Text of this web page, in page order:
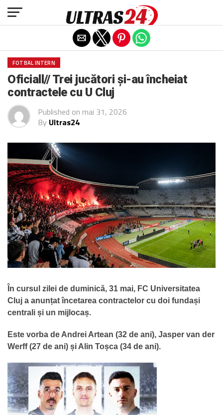
FOTBAL INTERN
Oficiall// Trei jucători și-au încheiat
contractele cu U Cluj
Published on mai 31, 2026
By Ultras24
În cursul zilei de duminică, 31 mai, FC Universitatea
Cluj a anunțat încetarea contractelor cu doi fundași
centrali și un mijlocaș.
Este vorba de Andrei Artean (32 de ani), Jasper van der
Werff (27 de ani) și Alin Toșca (34 de ani).
Exit mobile version